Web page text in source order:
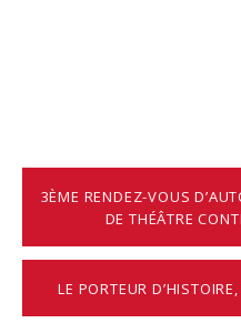
3ÈME RENDEZ-VOUS
DE THÉÂTRE
LE PORTEUR